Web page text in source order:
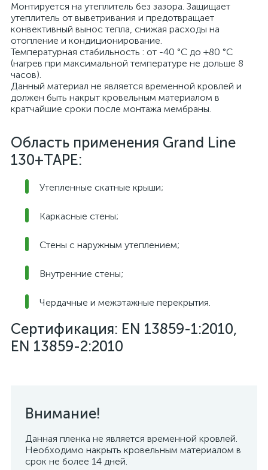
Монтируется на утеплитель без зазора. Защищает
утеплитель от выветривания и предотвращает
конвективный вынос тепла, снижая расходы на
отопление и кондиционирование.
Температурная стабильность : от -40 °C до +80 °C
(нагрев при максимальной температуре не дольше 8
часов).
Данный материал не является временной кровлей и
должен быть накрыт кровельным материалом в
кратчайшие сроки после монтажа мембраны.
Область применения Grand Line
130+TAPE:
Утепленные скатные крыши;
Каркасные стены;
Стены с наружным утеплением;
Внутренние стены;
Чердачные и межэтажные перекрытия.
Сертификация: EN 13859-1:2010,
EN 13859-2:2010
Внимание!
Данная пленка не является временной кровлей.
Необходимо накрыть кровельным материалом в
срок не более 14 дней.